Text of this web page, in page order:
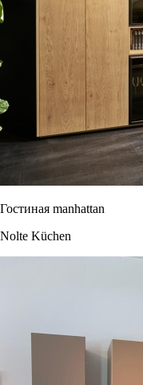
Гостиная manhattan
Nolte Küchen